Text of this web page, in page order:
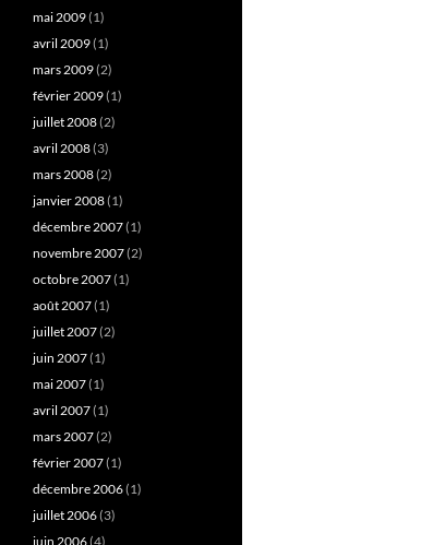
mai 2009(1)
avril 2009(1)
mars 2009(2)
février 2009(1)
juillet 2008(2)
avril 2008(3)
mars 2008(2)
janvier 2008(1)
décembre 2007(1)
novembre 2007(2)
octobre 2007(1)
août 2007(1)
juillet 2007(2)
juin 2007(1)
mai 2007(1)
avril 2007(1)
mars 2007(2)
février 2007(1)
décembre 2006(1)
juillet 2006(3)
juin 2006(4)